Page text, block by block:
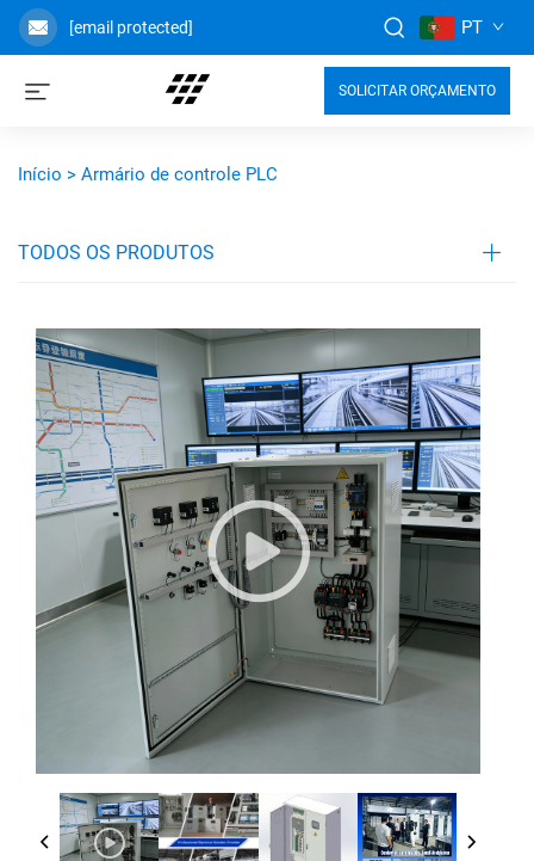
[email protected] PT
SOLICITAR ORÇAMENTO
Início > Armário de controle PLC
TODOS OS PRODUTOS